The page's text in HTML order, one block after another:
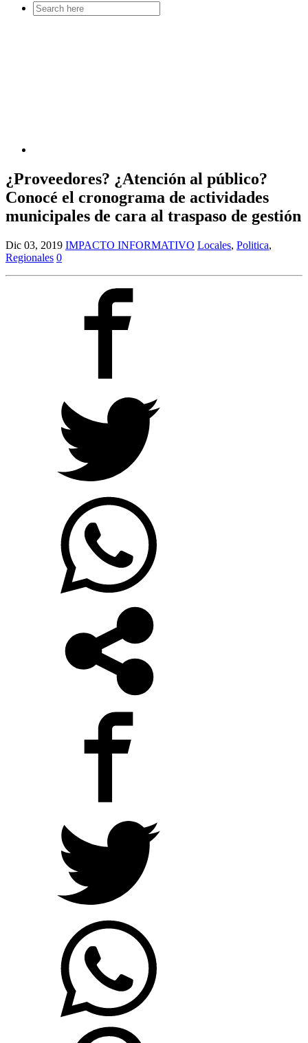
Search
for:
¿Proveedores? ¿Atención al público?
Conocé el cronograma de actividades
municipales de cara al traspaso de gestión
Dic 03, 2019 IMPACTO INFORMATIVO Locales, Politica,
Regionales 0